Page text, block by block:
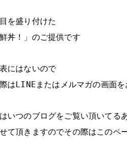
を盛り付けた
鮮丼！」のご提供です
にはないので
はLINEまたはメルマガの画面
いつのブログをご覧い頂いてる
て頂きますのでその際はこのペ